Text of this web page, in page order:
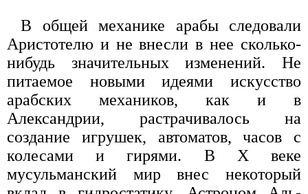
В общей механике арабы следовали
Аристотелю и не внесли в нее сколько-
нибудь значительных изменений. Не
питаемое новыми идеями искусство
арабских механиков, как и в
Александрии, растрачивалось на
создание игрушек, автоматов, часов с
колесами и гирями. В X веке
мусульманский мир внес некоторый